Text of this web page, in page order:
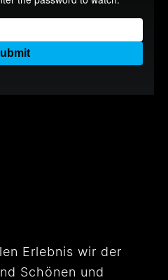
Erlebnis wir der
Schönen und